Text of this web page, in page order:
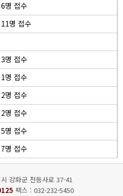
명 접수
명 접수
명 접수
명 접수
명 접수
명 접수
명 접수
명 접수
강화군 전등사로 37-41
팩스 : 032-232-5450